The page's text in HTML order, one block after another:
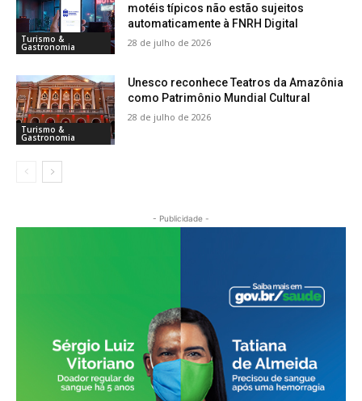
Turismo &
Gastronomia
motéis típicos não estão sujeitos
automaticamente à FNRH Digital
28 de julho de 2026
Turismo &
Gastronomia
Unesco reconhece Teatros da Amazônia
como Patrimônio Mundial Cultural
28 de julho de 2026
- Publicidade -